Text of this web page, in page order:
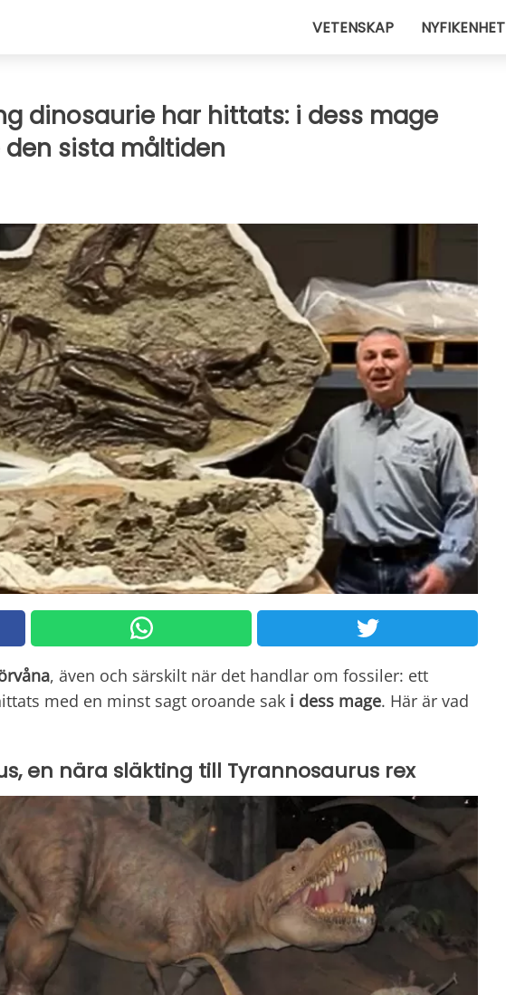
VETENSKAP NYFIKENHET
dinosaurie har hittats: i dess mage
sista måltiden
, även och särskilt när det handlar om fossiler: ett
med en minst sagt oroande sak i dess mage. Här är vad
en nära släkting till Tyrannosaurus rex